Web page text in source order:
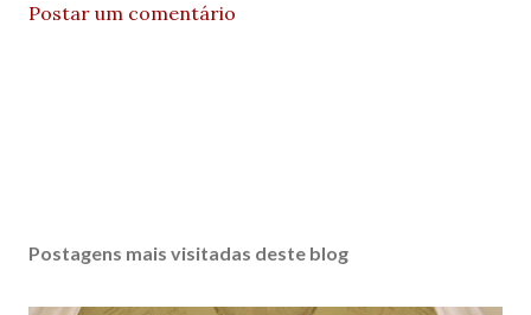
Postar um comentário
Postagens mais visitadas deste blog